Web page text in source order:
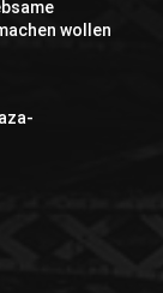
wollen